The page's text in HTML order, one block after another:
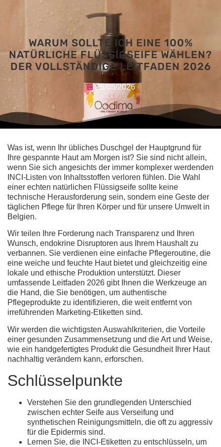
WARUM SOLLTE ICH EINE 100%
NATÜRLICHE FLÜSSIGSEIFE WÄHLEN?
DER VOLLSTÄNDIGE LEITFADEN 2026
15/05/2026
Was ist, wenn Ihr übliches Duschgel der Hauptgrund für
Ihre gespannte Haut am Morgen ist? Sie sind nicht allein,
wenn Sie sich angesichts der immer komplexer werdenden
INCI-Listen von Inhaltsstoffen verloren fühlen. Die Wahl
einer echten natürlichen Flüssigseife sollte keine
technische Herausforderung sein, sondern eine Geste der
täglichen Pflege für Ihren Körper und für unsere Umwelt in
Belgien.
Wir teilen Ihre Forderung nach Transparenz und Ihren
Wunsch, endokrine Disruptoren aus Ihrem Haushalt zu
verbannen. Sie verdienen eine einfache Pflegeroutine, die
eine weiche und feuchte Haut bietet und gleichzeitig eine
lokale und ethische Produktion unterstützt. Dieser
umfassende Leitfaden 2026 gibt Ihnen die Werkzeuge an
die Hand, die Sie benötigen, um authentische
Pflegeprodukte zu identifizieren, die weit entfernt von
irreführenden Marketing-Etiketten sind.
Wir werden die wichtigsten Auswahlkriterien, die Vorteile
einer gesunden Zusammensetzung und die Art und Weise,
wie ein handgefertigtes Produkt die Gesundheit Ihrer Haut
nachhaltig verändern kann, erforschen.
Schlüsselpunkte
Verstehen Sie den grundlegenden Unterschied
zwischen echter Seife aus Verseifung und
synthetischen Reinigungsmitteln, die oft zu aggressiv
für die Epidermis sind.
Lernen Sie, die INCI-Etiketten zu entschlüsseln, um